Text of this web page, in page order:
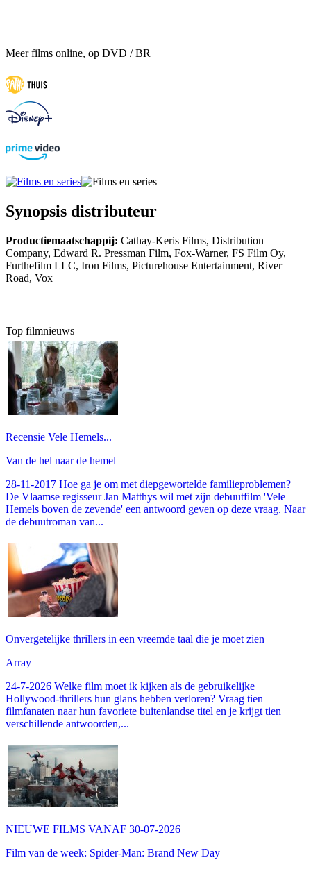
Meer films online, op DVD / BR
Synopsis distributeur
Productiemaatschappij: Cathay-Keris Films, Distribution
Company, Edward R. Pressman Film, Fox-Warner, FS Film Oy,
Furthefilm LLC, Iron Films, Picturehouse Entertainment, River
Road, Vox
Top filmnieuws
Recensie Vele Hemels...
Van de hel naar de hemel
28-11-2017 Hoe ga je om met diepgewortelde familieproblemen?
De Vlaamse regisseur Jan Matthys wil met zijn debuutfilm 'Vele
Hemels boven de zevende' een antwoord geven op deze vraag. Naar
de debuutroman van...
Onvergetelijke thrillers in een vreemde taal die je moet zien
Array
24-7-2026 Welke film moet ik kijken als de gebruikelijke
Hollywood-thrillers hun glans hebben verloren? Vraag tien
filmfanaten naar hun favoriete buitenlandse titel en je krijgt tien
verschillende antwoorden,...
NIEUWE FILMS VANAF 30-07-2026
Film van de week: Spider-Man: Brand New Day